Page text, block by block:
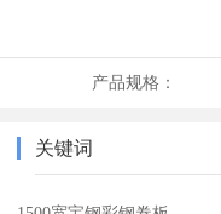
产品规格：
关键词